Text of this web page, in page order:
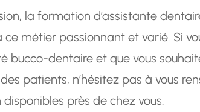
la formation d’assistante
ce métier passionnant et varié. Si
bucco-dentaire et que vous
patients, n’hésitez pas à vous
près de chez vous.